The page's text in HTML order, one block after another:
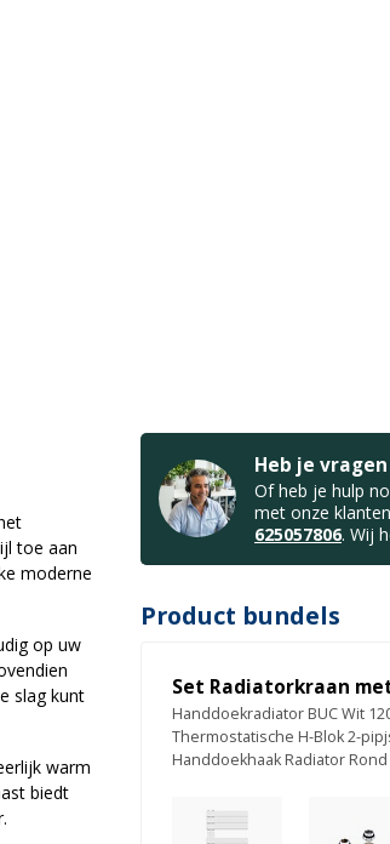
toe aan
moderne
op uw
slag kunt
warm
biedt
Heb je
Of heb je hulp
met onze
625057806. Wij
Product bundels
Set Radiatorkraan
Handdoekradiator BUC Wit
Thermostatische H-Blok 2-
Handdoekhaak Radiator